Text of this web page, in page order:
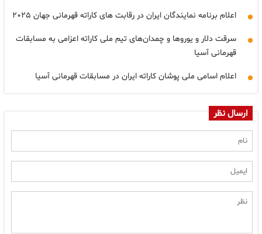
اعلام برنامه نمایندگان ایران در رقابت های کاراته قهرمانی جهان ۲۰۲۵
سرقت دلار و یوروها و چمدان‌های تیم ملی کاراته اعزامی به مسابقات
قهرمانی آسیا
اعلام اسامی ملی پوشان کاراته ایران در مسابقات قهرمانی آسیا
ارسال نظر